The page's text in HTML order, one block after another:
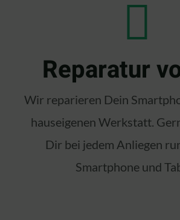
Reparatur
Wir reparieren Dein
hauseigenen Werkstatt.
Dir bei jedem Anliegen
Smartphone und